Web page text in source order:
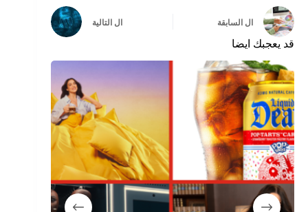
ال السابقة ال التالية
قد يعجبك ايضا